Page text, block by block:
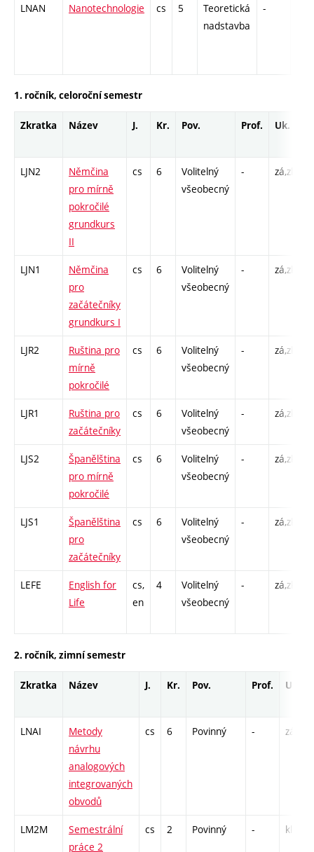
LNAN Nanotechnologie cs 5
Teoretická
nadstavba
-
1. ročník, celoroční semestr
Zkratka Název J. Kr. Pov. Prof. Uk.
LJN2
Němčina
pro mírně
pokročilé
grundkurs
II
cs 6
Volitelný
všeobecný
- zá,zk
LJN1
Němčina
pro
začátečníky
grundkurs I
cs 6
Volitelný
všeobecný
- zá,zk
LJR2
Ruština pro
mírně
pokročilé
cs 6
Volitelný
všeobecný
- zá,zk
LJR1
Ruština pro
začátečníky
cs 6
Volitelný
všeobecný
- zá,zk
LJS2
Španělština
pro mírně
pokročilé
cs 6
Volitelný
všeobecný
- zá,zk
LJS1
Španělština
pro
začátečníky
cs 6
Volitelný
všeobecný
- zá,zk
LEFE
English for
Life
cs,
en
4
Volitelný
všeobecný
- zá,zk
2. ročník, zimní semestr
Zkratka Název J. Kr. Pov. Prof. Uk.
LNAI
Metody
návrhu
analogových
integrovaných
obvodů
cs 6 Povinný - zá,zk
LM2M
Semestrální
práce 2
cs 2 Povinný - kl